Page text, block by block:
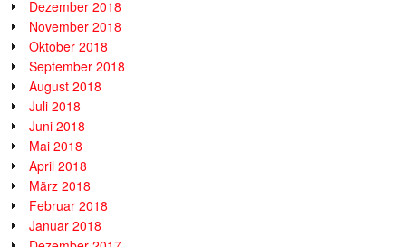
Dezember 2018
November 2018
Oktober 2018
September 2018
August 2018
Juli 2018
Juni 2018
Mai 2018
April 2018
März 2018
Februar 2018
Januar 2018